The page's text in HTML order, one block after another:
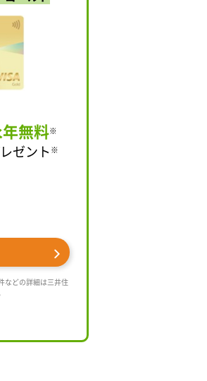
無料※
ゼント ※
などの詳細は三井住